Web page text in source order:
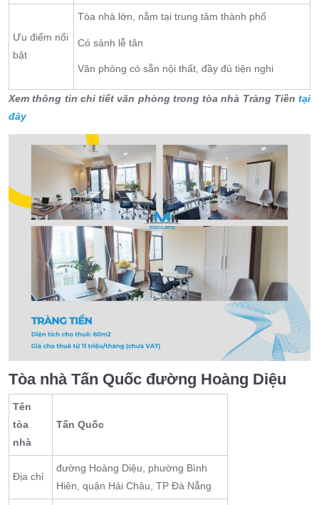
Ưu điểm nổi
bật
Tòa nhà lớn, nằm tại trung tâm thành phố
Có sảnh lễ tân
Văn phòng có sẵn nội thất, đầy đủ tiện nghi
Xem thông tin chi tiết văn phòng trong tòa nhà Tràng Tiền tại
đây
Tòa nhà Tấn Quốc đường Hoàng Diệu
Tên
tòa
nhà
Tấn Quốc
Địa chỉ
đường Hoàng Diệu, phường Bình
Hiên, quận Hải Châu, TP Đà Nẵng